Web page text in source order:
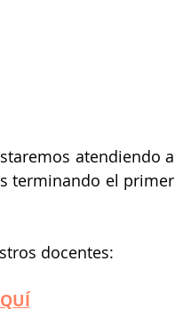
atendiendo a
terminando el primer
docentes: